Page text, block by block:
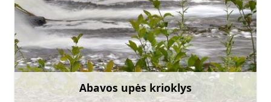
Abavos upės krioklys
abavasrumba@abavasrumba.lv
+371 22015165
Eik su
Sužinoti daugiau